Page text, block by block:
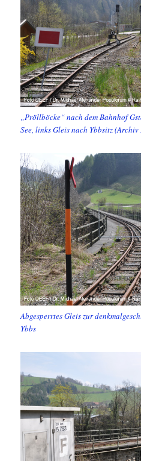
„Pröllböcke“ nach dem Bahnhof
See, links Gleis nach Ybbsitz
Abgesperrtes Gleis zur
Ybbs